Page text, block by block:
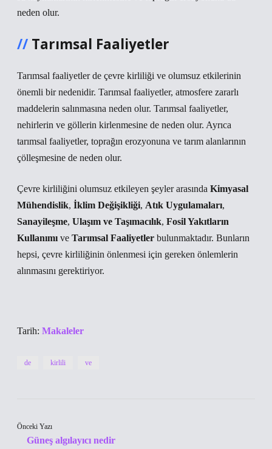
neden olur.
Tarımsal Faaliyetler
Tarımsal faaliyetler de çevre kirliliği ve olumsuz etkilerinin
önemli bir nedenidir. Tarımsal faaliyetler, atmosfere zararlı
maddelerin salınmasına neden olur. Tarımsal faaliyetler,
nehirlerin ve göllerin kirlenmesine de neden olur. Ayrıca
tarımsal faaliyetler, toprağın erozyonuna ve tarım alanlarının
çölleşmesine de neden olur.
Çevre kirliliğini olumsuz etkileyen şeyler arasında Kimyasal
Mühendislik, İklim Değişikliği, Atık Uygulamaları,
Sanayileşme, Ulaşım ve Taşımacılık, Fosil Yakıtların
Kullanımı ve Tarımsal Faaliyetler bulunmaktadır. Bunların
hepsi, çevre kirliliğinin önlenmesi için gereken önlemlerin
alınmasını gerektiriyor.
Tarih: Makaleler
de kirlili ve
Önceki Yazı
Güneş algılayıcı nedir